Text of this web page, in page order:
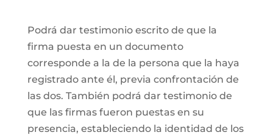
Podrá dar testimonio escrito de que la
firma puesta en un documento
corresponde a la de la persona que la haya
registrado ante él, previa confrontación de
las dos. También podrá dar testimonio de
que las firmas fueron puestas en su
presencia, estableciendo la identidad de los